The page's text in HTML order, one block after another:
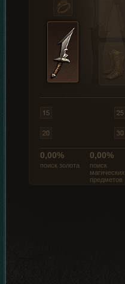
0,00%
поиск золота
0,00%
поиск
магических
предметов